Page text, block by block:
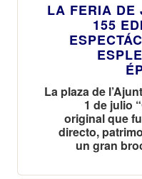
LA FERIA DE
155
La plaza de
1 de julio
original que
directo,
un gran